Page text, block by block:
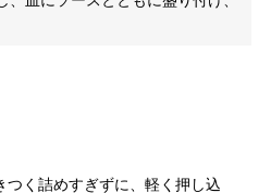
つく詰めすぎずに、軽く押し込